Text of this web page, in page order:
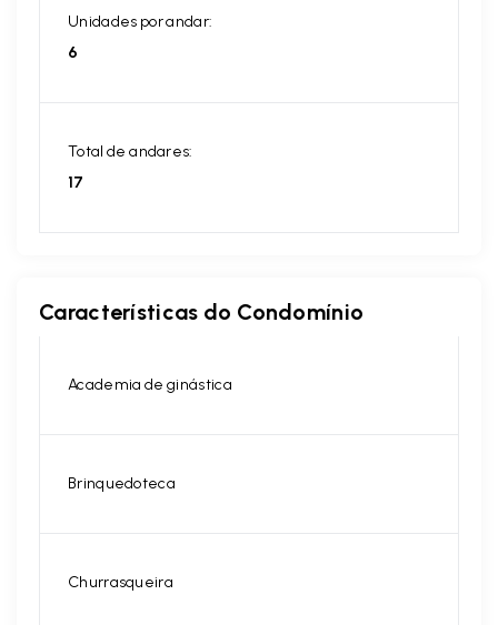
Unidades por andar:
6
Total de andares:
17
Características do Condomínio
Academia de ginástica
Brinquedoteca
Churrasqueira